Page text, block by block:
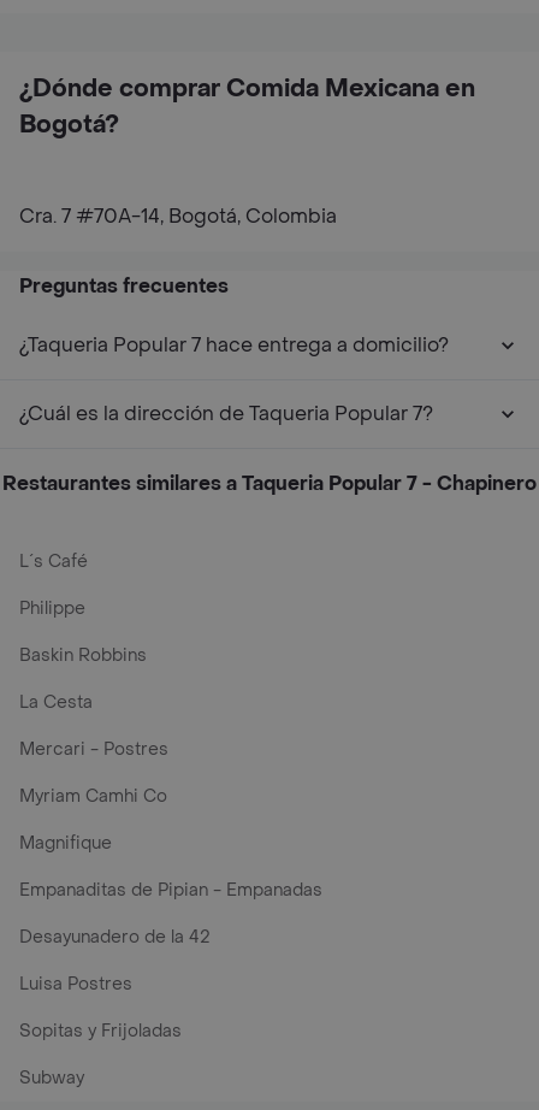
¿Dónde comprar Comida Mexicana en
Bogotá?
Cra. 7 #70A-14, Bogotá, Colombia
Preguntas frecuentes
¿Taqueria Popular 7 hace entrega a domicilio?
¿Cuál es la dirección de Taqueria Popular 7?
Restaurantes similares a Taqueria Popular 7 - Chapinero
L´s Café
Philippe
Baskin Robbins
La Cesta
Mercari - Postres
Myriam Camhi Co
Magnifique
Empanaditas de Pipian - Empanadas
Desayunadero de la 42
Luisa Postres
Sopitas y Frijoladas
Subway